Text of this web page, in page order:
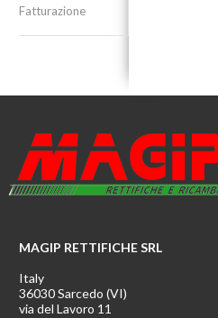
Fatturazione
MAGIP RETTIFICHE SRL
Italy
36030 Sarcedo (VI)
via del Lavoro 11